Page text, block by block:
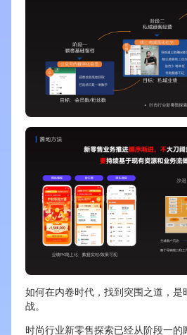
如何在内卷时代，找到突围之道，是
战。
时尚行业新零售探索已经从阶段一的